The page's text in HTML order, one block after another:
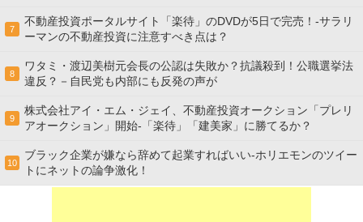
7
不動産投資ポータルサイト「楽待」のDVDが5日で完売！-サラリ
ーマンの不動産投資に注意すべき点は？
8
ワタミ・渡辺美樹元会長の公認は失敗か？抗議殺到！公職選挙法
違反？－自民党も内部にも反発の声が
9
株式会社アイ・エム・ジェイ、不動産投資オークション「プレリ
アオークション」開始-「楽待」「建美家」に勝てるか？
10
ブラック企業が嫌なら辞めて起業すればいい-ホリエモンのツイー
トにネットの論争激化！